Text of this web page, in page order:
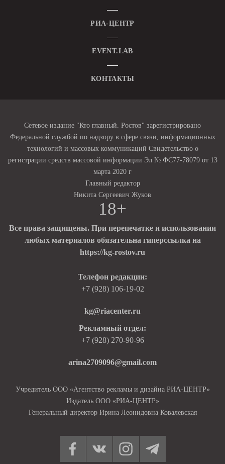
РИА-ЦЕНТР
EVENT.LAB
КОНТАКТЫ
Сетевое издание "Кто главный. Ростов" зарегистрировано
Федеральной службой по надзору в сфере связи, информационных
технологий и массовых коммуникаций Свидетельство о
регистрации средств массовой информации Эл № ФС77-78079 от 13
марта 2020 г
Главный редактор
Никита Сергеевич Жуков
18+
Все права защищены. При перепечатке и использовании
любых материалов обязательна гиперссылка на
https://kg-rostov.ru
Телефон редакции:
+7 (928) 106-19-02
kg@riacenter.ru
Рекламный отдел:
+7 (928) 270-90-96
arina2709096@gmail.com
Учредитель ООО «Агентство рекламы и дизайна РИА-ЦЕНТР»
Издатель ООО «РИА-ЦЕНТР»
Генеральный директор Ирина Леонидовна Ковалевская